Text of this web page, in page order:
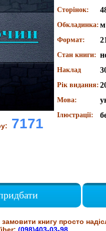
7171
Сторінок:
Обкладинка:
Формат:
Стан книги:
Наклад
Рік видання:
Мова:
Ілюстрації:
книгу просто